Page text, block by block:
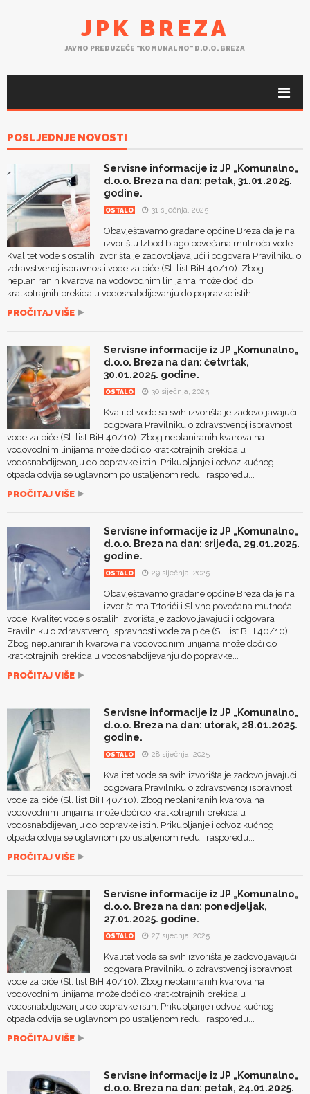
JPK BREZA
JAVNO PREDUZEĆE "KOMUNALNO" D.O.O. BREZA
POSLJEDNJE NOVOSTI
Servisne informacije iz JP „Komunalno„
d.o.o. Breza na dan: petak, 31.01.2025.
godine.
OSTALO 31 siječnja, 2025
Obavještavamo građane općine Breza da je na
izvorištu Izbod blago povećana mutnoća vode.
Kvalitet vode s ostalih izvorišta je zadovoljavajući i odgovara Pravilniku o
zdravstvenoj ispravnosti vode za piće (Sl. list BiH 40/10). Zbog
neplaniranih kvarova na vodovodnim linijama može doći do
kratkotrajnih prekida u vodosnabdijevanju do popravke istih....
PROČITAJ VIŠE
Servisne informacije iz JP „Komunalno„
d.o.o. Breza na dan: četvrtak,
30.01.2025. godine.
OSTALO 30 siječnja, 2025
Kvalitet vode sa svih izvorišta je zadovoljavajući i
odgovara Pravilniku o zdravstvenoj ispravnosti
vode za piće (Sl. list BiH 40/10). Zbog neplaniranih kvarova na
vodovodnim linijama može doći do kratkotrajnih prekida u
vodosnabdijevanju do popravke istih. Prikupljanje i odvoz kućnog
otpada odvija se uglavnom po ustaljenom redu i rasporedu...
PROČITAJ VIŠE
Servisne informacije iz JP „Komunalno„
d.o.o. Breza na dan: srijeda, 29.01.2025.
godine.
OSTALO 29 siječnja, 2025
Obavještavamo građane općine Breza da je na
izvorištima Trtorići i Slivno povećana mutnoća
vode. Kvalitet vode s ostalih izvorišta je zadovoljavajući i odgovara
Pravilniku o zdravstvenoj ispravnosti vode za piće (Sl. list BiH 40/10).
Zbog neplaniranih kvarova na vodovodnim linijama može doći do
kratkotrajnih prekida u vodosnabdijevanju do popravke...
PROČITAJ VIŠE
Servisne informacije iz JP „Komunalno„
d.o.o. Breza na dan: utorak, 28.01.2025.
godine.
OSTALO 28 siječnja, 2025
Kvalitet vode sa svih izvorišta je zadovoljavajući i
odgovara Pravilniku o zdravstvenoj ispravnosti
vode za piće (Sl. list BiH 40/10). Zbog neplaniranih kvarova na
vodovodnim linijama može doći do kratkotrajnih prekida u
vodosnabdijevanju do popravke istih. Prikupljanje i odvoz kućnog
otpada odvija se uglavnom po ustaljenom redu i rasporedu...
PROČITAJ VIŠE
Servisne informacije iz JP „Komunalno„
d.o.o. Breza na dan: ponedjeljak,
27.01.2025. godine.
OSTALO 27 siječnja, 2025
Kvalitet vode sa svih izvorišta je zadovoljavajući i
odgovara Pravilniku o zdravstvenoj ispravnosti
vode za piće (Sl. list BiH 40/10). Zbog neplaniranih kvarova na
vodovodnim linijama može doći do kratkotrajnih prekida u
vodosnabdijevanju do popravke istih. Prikupljanje i odvoz kućnog
otpada odvija se uglavnom po ustaljenom redu i rasporedu...
PROČITAJ VIŠE
Servisne informacije iz JP „Komunalno„
d.o.o. Breza na dan: petak, 24.01.2025.